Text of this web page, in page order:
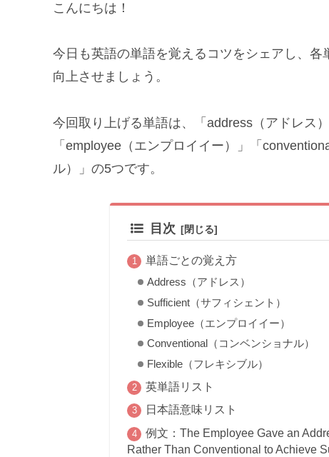
こんにちは！
今日も英語の単語を覚えるコツをシェアし、
向上させましょう。
今回取り上げる単語は、「address（アドレス
「employee（エンプロイイー）」「
ル）」の5つです。
目次
単語ごとの覚え方
Address（アドレス）
Sufficient（サフィシェント）
Employee（エンプロイイー）
Conventional（コンベンショナル）
Flexible（フレキシブル）
英単語リスト
日本語意味リスト
例文：The Employee Gave an
Rather Than Conventional to Achieve